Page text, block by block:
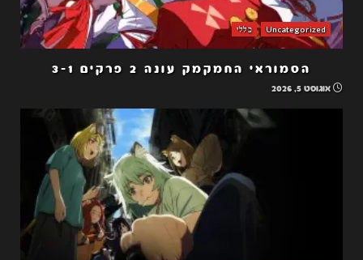
Uncategorized כללי
הסמוראי החמקמק עונה 2 פרקים 3-1
אוגוסט 5, 2026